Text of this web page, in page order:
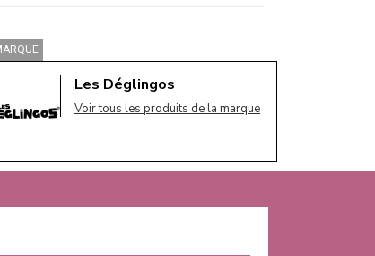
Les Déglingos
Voir tous les produits de la marque